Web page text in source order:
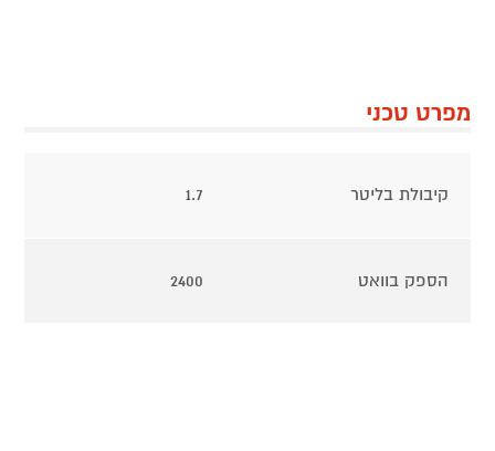
מפרט טכני
קיבולת בליטר 1.7
הספק בוואט 2400